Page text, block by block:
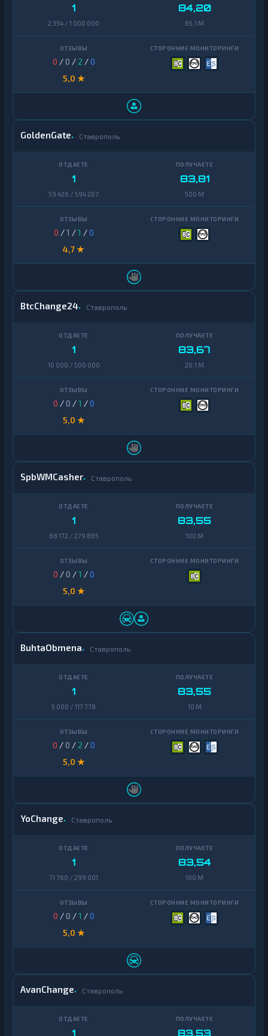
1
2 354 / 1 000 000
84,20
85,1 M
0 / 0 / 2 /0
5,0 ★
GoldenGate Ставрополь
1
59 426 / 594 267
83,81
500 M
0 /1 /1 /0
4,7 ★
BtcChange24 Ставрополь
1
10 000 / 500 000
83,67
20,1 M
0 / 0 /1 /0
5,0 ★
SpbWMCasher Ставрополь
1
68 172 / 279 865
83,55
100 M
0 / 0 /1 /0
5,0 ★
BuhtaObmena Ставрополь
1
5 000 / 117 778
83,55
10 M
0 / 0 / 2 /0
5,0 ★
YoChange Ставрополь
1
71 760 / 299 001
83,54
100 M
0 / 0 /1 /0
5,0 ★
AvanChange Ставрополь
1 83,53
Zcash1